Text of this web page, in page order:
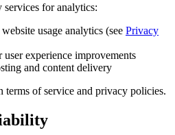
for analytics:
usage analytics (see Privacy
user experience improvements
and content delivery
terms of service and privacy policies.